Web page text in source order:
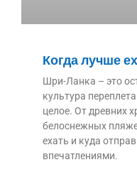
Когда лучше
Шри-Ланка – это
культура
целое. От древних
белоснежных
ехать и куда
впечатлениями.